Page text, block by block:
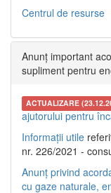
Centrul de resurse
Anunț important
supliment pentru
ACTUALIZARE
ajutorului pentru
Informații utile
nr. 226/2021 -
Anunț privind
cu gaze naturale,